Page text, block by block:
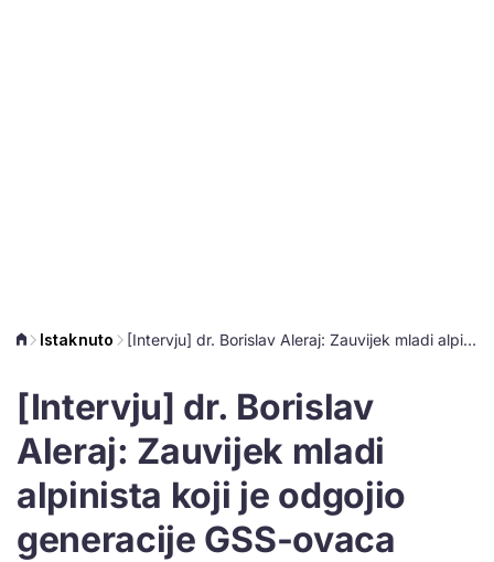
Istaknuto [Intervju] dr. Borislav Aleraj: Zauvijek mladi alpinista koji je odgojio generacije GSS-ovaca
[Intervju] dr. Borislav
Aleraj: Zauvijek mladi
alpinista koji je odgojio
generacije GSS-ovaca